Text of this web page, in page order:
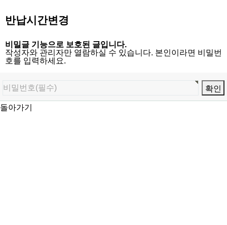
반납시간변경
비밀글 기능으로 보호된 글입니다.
작성자와 관리자만 열람하실 수 있습니다. 본인이라면 비밀번
호를 입력하세요.
돌아가기